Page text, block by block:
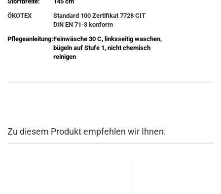
ÖKOTEX
Standard 100 Zertifikat 7728 CIT
DIN EN 71-3 konform
Pflegeanleitung:Feinwäsche 30 C, linksseitig waschen,
bügeln auf Stufe 1, nicht chemisch
reinigen
Zu diesem Produkt empfehlen wir Ihnen: